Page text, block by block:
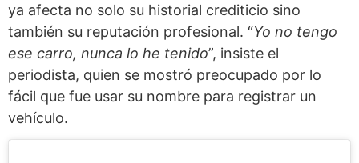
ya afecta no solo su historial crediticio sino
también su reputación profesional. “Yo no tengo
ese carro, nunca lo he tenido”, insiste el
periodista, quien se mostró preocupado por lo
fácil que fue usar su nombre para registrar un
vehículo.